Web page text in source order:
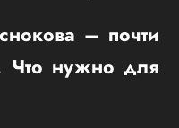
– почти
Что нужно для